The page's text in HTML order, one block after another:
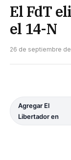
El FdT
el 14-N
26 de septiembre de
Agregar El
Libertador en